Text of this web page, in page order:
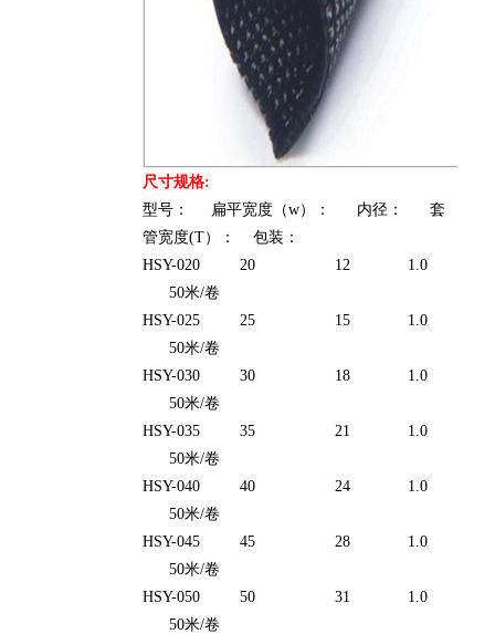
尺寸规格:
型号： 扁平宽度（w）： 内径： 套
管宽度(T）： 包装：
HSY-020 20 12 1.0
50米/卷
HSY-025 25 15 1.0
50米/卷
HSY-030 30 18 1.0
50米/卷
HSY-035 35 21 1.0
50米/卷
HSY-040 40 24 1.0
50米/卷
HSY-045 45 28 1.0
50米/卷
HSY-050 50 31 1.0
50米/卷